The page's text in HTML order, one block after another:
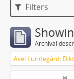
Filters
Archival